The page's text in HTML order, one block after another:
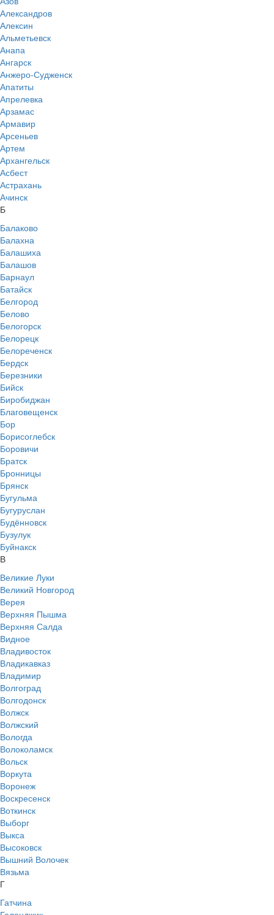
Александров
Алексин
Альметьевск
Анапа
Ангарск
Анжеро-Судженск
Апатиты
Апрелевка
Арзамас
Армавир
Арсеньев
Артем
Архангельск
Асбест
Астрахань
Ачинск
Б
Балаково
Балахна
Балашиха
Балашов
Барнаул
Батайск
Белгород
Белово
Белогорск
Белорецк
Белореченск
Бердск
Березники
Бийск
Биробиджан
Благовещенск
Бор
Борисоглебск
Боровичи
Братск
Бронницы
Брянск
Бугульма
Бугуруслан
Будённовск
Бузулук
Буйнакск
В
Великие Луки
Великий Новгород
Верея
Верхняя Пышма
Верхняя Салда
Видное
Владивосток
Владикавказ
Владимир
Волгоград
Волгодонск
Волжск
Волжский
Вологда
Волоколамск
Вольск
Воркута
Воронеж
Воскресенск
Воткинск
Выборг
Выкса
Высоковск
Вышний Волочек
Вязьма
Г
Гатчина